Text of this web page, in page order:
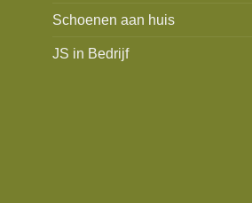
Schoenen aan huis
JS in Bedrijf